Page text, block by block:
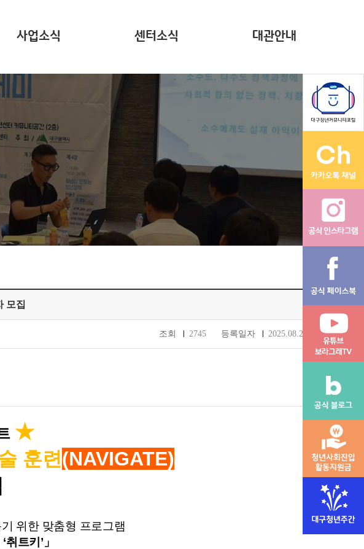
사업소식 센터소식
자료집
영상
뉴스레터(~2023)
계약현황 공시
대관안내
모집
조회 2745 등록일자 2025.08.27
★
훈련(NAVIGATE)
위한 맞춤형 프로그램
‘취트키 ’ 」